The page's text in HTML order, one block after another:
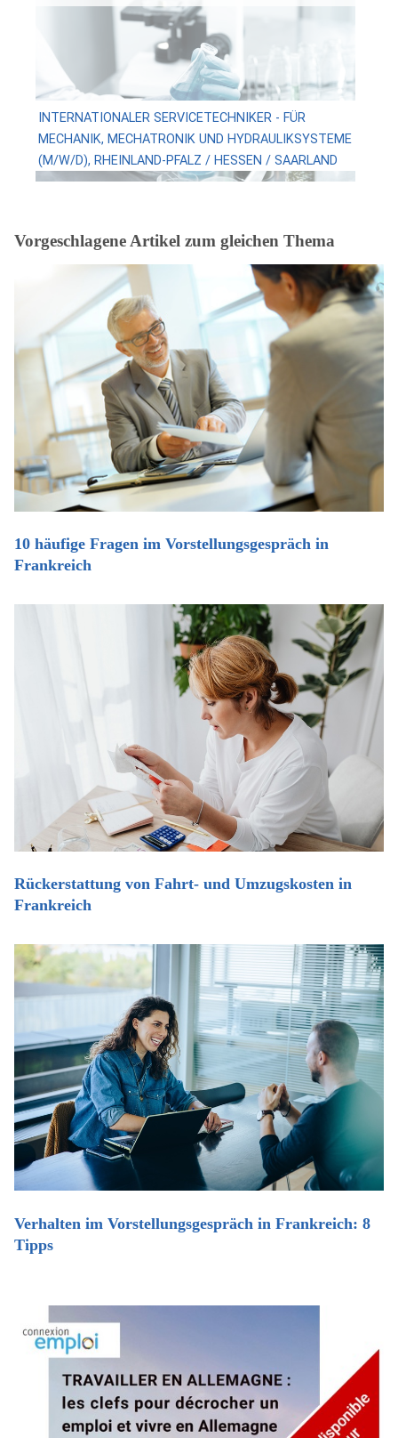
INTERNATIONALER SERVICETECHNIKER - FÜR
MECHANIK, MECHATRONIK UND HYDRAULIKSYSTEME
(M/W/D), RHEINLAND-PFALZ / HESSEN / SAARLAND
Vorgeschlagene Artikel zum gleichen Thema
10 häufige Fragen im Vorstellungsgespräch in
Frankreich
Rückerstattung von Fahrt- und Umzugskosten in
Frankreich
Verhalten im Vorstellungsgespräch in Frankreich: 8
Tipps